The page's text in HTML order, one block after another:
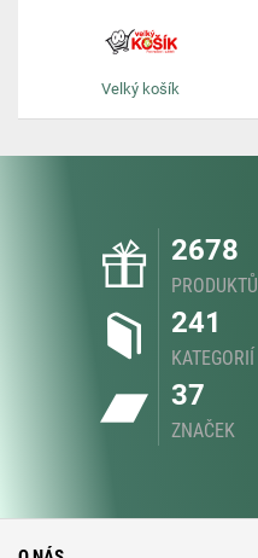
Velký košík
2678
PRODUKTŮ
241
KATEGORIÍ
37
ZNAČEK